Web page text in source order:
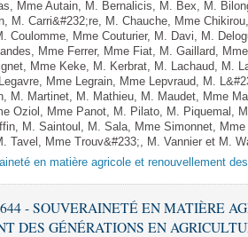
Mme Autain, M. Bernalicis, M. Bex, M.
M. Carri&#232;re, M. Chauche, Mme
Coulomme, Mme Couturier, M. Davi, M.
Mme Ferrer, Mme Fiat, M. Gaillard,
Mme Keke, M. Kerbrat, M. Lachaud, M.
Mme Legrain, Mme Lepvraud, M.
M. Martinet, M. Mathieu, M. Maudet, Mme
Oziol, Mme Panot, M. Pilato, M. Piquemal,
M. Saintoul, M. Sala, Mme Simonnet,
Tavel, Mme Trouv&#233;, M. Vannier et M.
en matière agricole et renouvellement
- SOUVERAINETÉ EN MATIÈRE
DES GÉNÉRATIONS EN